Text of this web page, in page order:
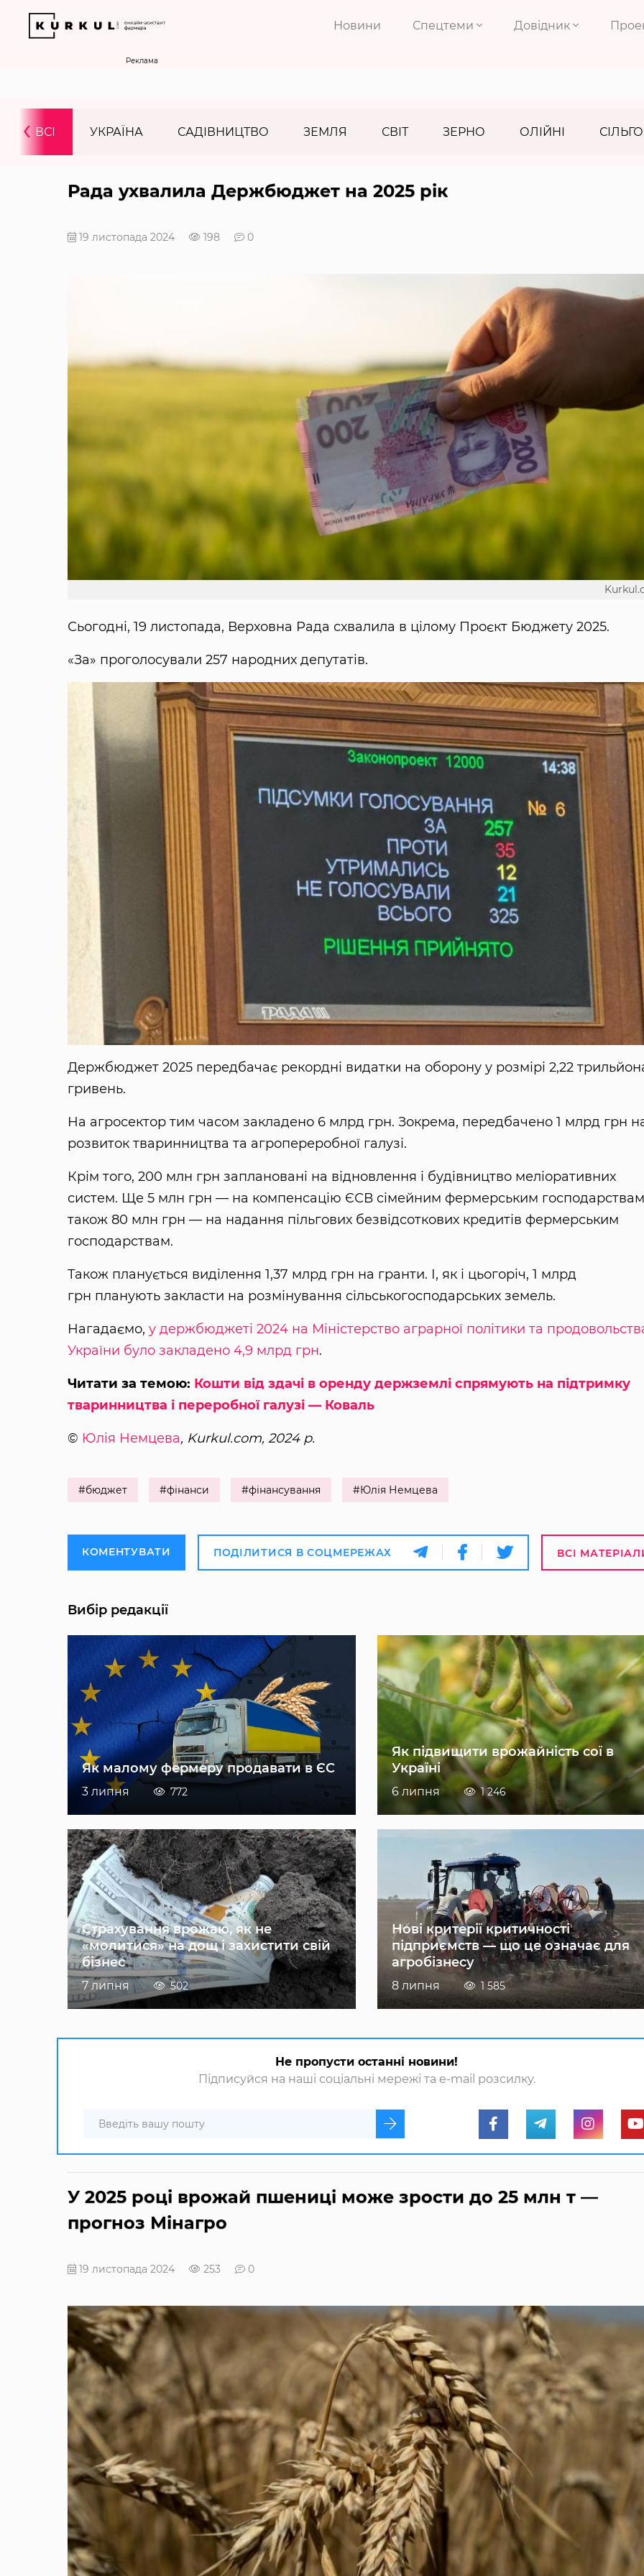
Новини Спецтеми Довідник
Реклама
ВСІ УКРАЇНА САДІВНИЦТВО ЗЕМЛЯ СВІТ ЗЕРНО ОЛІЙНІ
‹
Рада ухвалила Держбюджет на 2025 рік
19 листопада 2024 198 0
Сьогодні, 19 листопада, Верховна Рада схвалила в цілому Проєкт Бюджету 2025.
«За» проголосували 257 народних депутатів.
Держбюджет 2025 передбачає рекордні видатки на оборону у розмірі 2,22
гривень.
На агросектор тим часом закладено 6 млрд грн. Зокрема, передбачено 1 млрд грн
розвиток тваринництва та агропереробної галузі.
Крім того, 200 млн грн заплановані на відновлення і будівництво меліоративних
систем. Ще 5 млн грн — на компенсацію ЄСВ сімейним фермерським
також 80 млн грн — на надання пільгових безвідсоткових кредитів фермерським
господарствам.
Також планується виділення 1,37 млрд грн на гранти. І, як і цьогоріч, 1 млрд
грн планують закласти на розмінування сільськогосподарських земель.
Нагадаємо, у держбюджеті 2024 на Міністерство аграрної політики та
України було закладено 4,9 млрд грн.
Читати за темою: Кошти від здачі в оренду держземлі спрямують на підтримку
тваринництва і переробної галузі — Коваль
© Юлія Немцева, Kurkul.com, 2024 р.
#бюджет #фінанси #фінансування #Юлія Немцева
КОМЕНТУВАТИ ПОДІЛИТИСЯ В СОЦМЕРЕЖАХ ВСІ
Вибір редакції
Як малому фермеру продавати в ЄС
3 липня 772
Як підвищити врожайність сої в
Україні
6 липня 1 246
Страхування врожаю, як не
«молитися» на дощ і захистити свій
бізнес
7 липня 502
Нові критерії критичності
підприємств — що це означає для
агробізнесу
8 липня 1 585
Не пропусти останні новини!
Підписуйся на наші соціальні мережі та e-mail розсилку.
У 2025 році врожай пшениці може зрости до 25 млн т —
прогноз Мінагро
19 листопада 2024 253 0